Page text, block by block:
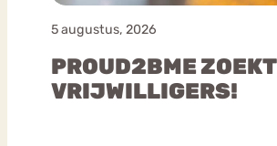
5 augustus, 2026
PROUD2BME ZOEKT
VRIJWILLIGERS!